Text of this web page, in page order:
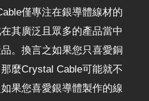
僅專注在銀導體線材的
其廣泛且眾多的產品當中
。換言之如果您只喜愛銅
麼Crystal Cable可能就不
果您喜愛銀導體製作的線